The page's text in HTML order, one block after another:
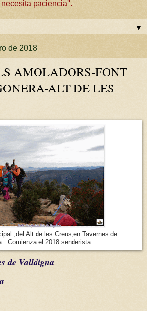
paciencia''.
▼
de 2018
AMOLADORS-FONT
ALT DE LES
,del Alt de les Creus,en Tavernes de
el 2018 senderista...
de Valldigna